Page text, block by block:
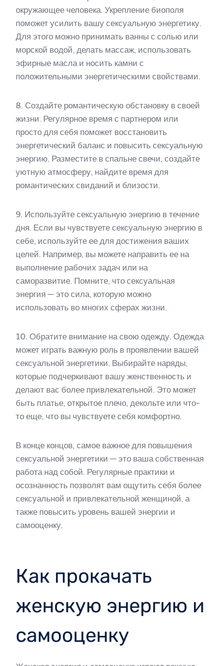
окружающее человека. Укрепление биополя
поможет усилить вашу сексуальную энергетику.
Для этого можно принимать ванны с солью или
морской водой, делать массаж, использовать
эфирные масла и носить камни с
положительными энергетическими свойствами.
8. Создайте романтическую обстановку в своей
жизни. Регулярное время с партнером или
просто для себя поможет восстановить
энергетический баланс и повысить сексуальную
энергию. Разместите в спальне свечи, создайте
уютную атмосферу, найдите время для
романтических свиданий и близости.
9. Используйте сексуальную энергию в течение
дня. Если вы чувствуете сексуальную энергию в
себе, используйте ее для достижения ваших
целей. Например, вы можете направить ее на
выполнение рабочих задач или на
саморазвитие. Помните, что сексуальная
энергия — это сила, которую можно
использовать во многих сферах жизни.
10. Обратите внимание на свою одежду. Одежда
может играть важную роль в проявлении вашей
сексуальной энергетики. Выбирайте наряды,
которые подчеркивают вашу женственность и
делают вас более привлекательной. Это может
быть платье, открытое плечо, декольте или что-
то еще, что вы чувствуете себя комфортно.
В конце концов, самое важное для повышения
сексуальной энергетики — это ваша собственная
работа над собой. Регулярные практики и
осознанность позволят вам ощутить себя более
сексуальной и привлекательной женщиной, а
также повысить уровень вашей энергии и
самооценку.
Как прокачать
женскую энергию и
самооценку